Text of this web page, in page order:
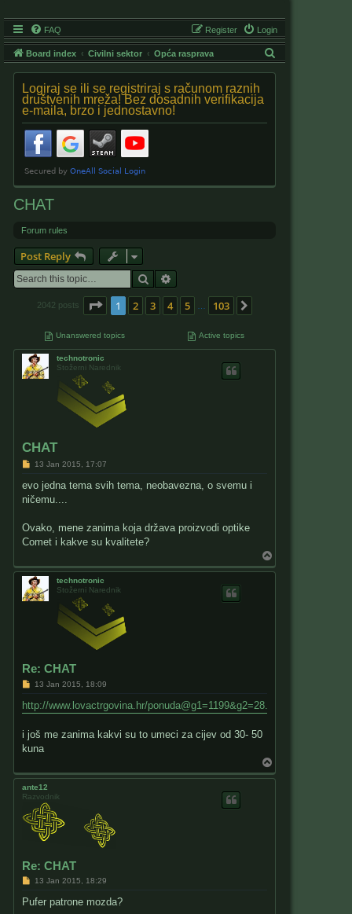
FAQ Login
Register
Board index Civilni sektor Opća rasprava
Logiraj se ili se registriraj s računom raznih
društvenih mreža! Bez dosadnih verifikacija
e-maila, brzo i jednostavno!
CHAT
Forum rules
Post Reply
Search
2042 posts Page 1of 103
1 2 3 4 5 103
Unanswered topics Active topics
technotronic
Stožerni Narednik
CHAT
P
s
13 Jan 2015, 17:07
evo jedna tema svih tema, neobavezna, o svemu i
ničemu....
Ovako, mene zanima koja država proizvodi optike
Comet i kakve su kvalitete?
o
technotronic
Stožerni Narednik
Re: CHAT
P
s
t
13 Jan 2015, 18:09
http://www.lovactrgovina.hr/ponuda@g1=1199&g2=28.html
i još me zanima kakvi su to umeci za cijev od 30- 50
kuna
o
p
ante12
Razvodnik
Re: CHAT
P
s
t
13 Jan 2015, 18:29
Pufer patrone mozda?